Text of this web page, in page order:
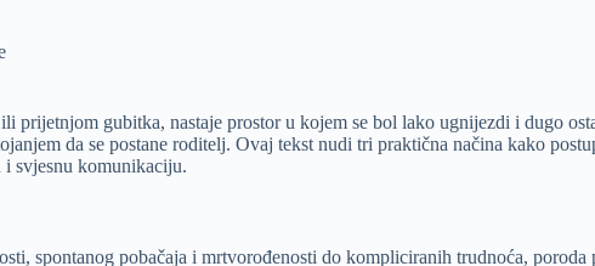
prijetnjom gubitka, nastaje prostor u kojem se bol lako ugnijezdi i dugo
da se postane roditelj. Ovaj tekst nudi tri praktična načina kako
i svjesnu komunikaciju.
spontanog pobačaja i mrtvorođenosti do kompliciranih trudnoća,